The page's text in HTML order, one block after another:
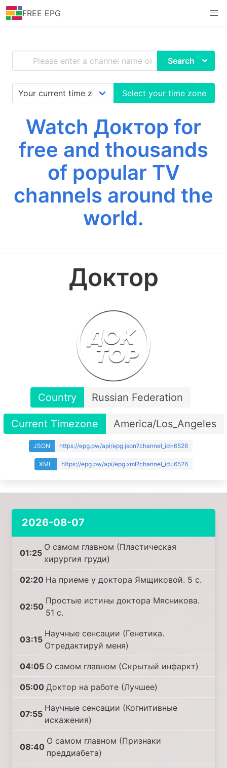
FREE EPG
Search
Select your time zone
Watch Доктор for
free and thousands
of popular TV
channels around the
world.
Доктор
Country Russian Federation
Current Timezone America/Los_Angeles
JSON https://epg.pw/api/epg.json?channel_id=6526
XML https://epg.pw/api/epg.xml?channel_id=6526
2026-08-07
01:25
О самом главном (Пластическая
хирургия груди)
02:20 На приеме у доктора Ямщиковой. 5 с.
02:50
Простые истины доктора Мясникова.
51 с.
03:15
Научные сенсации (Генетика.
Отредактируй меня)
04:05 О самом главном (Скрытый инфаркт)
05:00 Доктор на работе (Лучшее)
07:55
Научные сенсации (Когнитивные
искажения)
08:40
О самом главном (Признаки
преддиабета)